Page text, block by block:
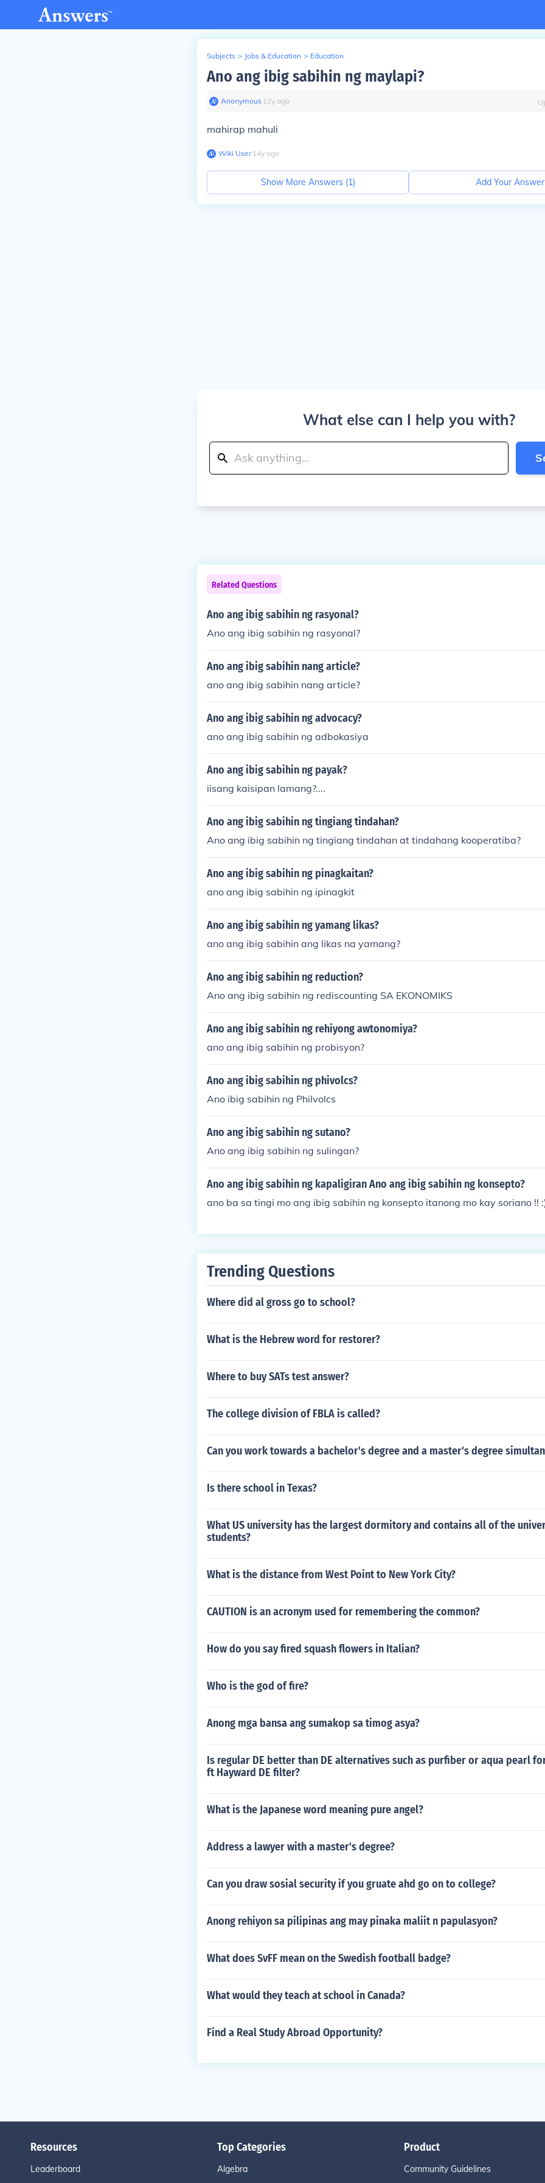
Subjects > Jobs & Education > Education
Ano ang ibig sabihin ng maylapi?
Anonymous∙ 12y ago
mahirap mahuli
Wiki User∙14y ago
Show More Answers (1) Add Your Answer
What else can I help you with?
Related Questions
Ano ang ibig sabihin ng rasyonal?
Ano ang ibig sabihin ng rasyonal?
Ano ang ibig sabihin nang article?
ano ang ibig sabihin nang article?
Ano ang ibig sabihin ng advocacy?
ano ang ibig sabihin ng adbokasiya
Ano ang ibig sabihin ng payak?
iisang kaisipan lamang?....
Ano ang ibig sabihin ng tingiang tindahan?
Ano ang ibig sabihin ng tingiang tindahan at tindahang kooperatiba?
Ano ang ibig sabihin ng pinagkaitan?
ano ang ibig sabihin ng ipinagkit
Ano ang ibig sabihin ng yamang likas?
ano ang ibig sabihin ang likas na yamang?
Ano ang ibig sabihin ng reduction?
Ano ang ibig sabihin ng rediscounting SA EKONOMIKS
Ano ang ibig sabihin ng rehiyong awtonomiya?
ano ang ibig sabihin ng probisyon?
Ano ang ibig sabihin ng phivolcs?
Ano ibig sabihin ng Philvolcs
Ano ang ibig sabihin ng sutano?
Ano ang ibig sabihin ng sulingan?
Ano ang ibig sabihin ng kapaligiran Ano ang ibig sabihin ng konsepto?
ano ba sa tingi mo ang ibig sabihin ng konsepto itanong mo kay soriano !!
Trending Questions
Where did al gross go to school?
What is the Hebrew word for restorer?
Where to buy SATs test answer?
The college division of FBLA is called?
Can you work towards a bachelor's degree and a master's degree
Is there school in Texas?
What US university has the largest dormitory and contains all of the
students?
What is the distance from West Point to New York City?
CAUTION is an acronym used for remembering the common?
How do you say fired squash flowers in Italian?
Who is the god of fire?
Anong mga bansa ang sumakop sa timog asya?
Is regular DE better than DE alternatives such as purfiber or aqua pearl
ft Hayward DE filter?
What is the Japanese word meaning pure angel?
Address a lawyer with a master's degree?
Can you draw sosial security if you gruate ahd go on to college?
Anong rehiyon sa pilipinas ang may pinaka maliit n papulasyon?
What does SvFF mean on the Swedish football badge?
What would they teach at school in Canada?
Find a Real Study Abroad Opportunity?
Resources
Leaderboard
Top Categories
Algebra
Product
Community Guidelines